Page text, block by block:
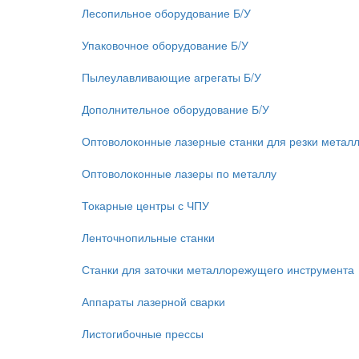
Лесопильное оборудование Б/У
Упаковочное оборудование Б/У
Пылеулавливающие агрегаты Б/У
Дополнительное оборудование Б/У
Оптоволоконные лазерные станки для резки
Оптоволоконные лазеры по металлу
Токарные центры с ЧПУ
Ленточнопильные станки
Станки для заточки металлорежущего инструмента
Аппараты лазерной сварки
Листогибочные прессы